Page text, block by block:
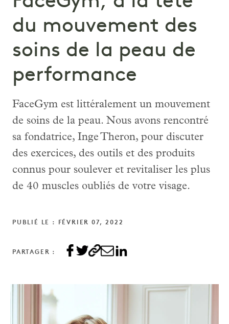
du mouvement des
soins de la peau de
performance
FaceGym est littéralement un mouvement
de soins de la peau. Nous avons rencontré
sa fondatrice, Inge Theron, pour discuter
des exercices, des outils et des produits
connus pour soulever et revitaliser les plus
de 40 muscles oubliés de votre visage.
PUBLIÉ LE : FÉVRIER 07, 2022
PARTAGER :